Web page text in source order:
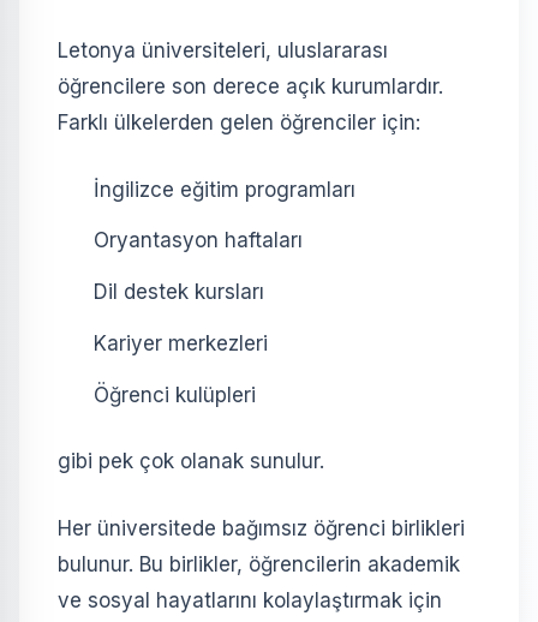
Letonya üniversiteleri, uluslararası
öğrencilere son derece açık kurumlardır.
Farklı ülkelerden gelen öğrenciler için:
İngilizce eğitim programları
Oryantasyon haftaları
Dil destek kursları
Kariyer merkezleri
Öğrenci kulüpleri
gibi pek çok olanak sunulur.
Her üniversitede bağımsız öğrenci birlikleri
bulunur. Bu birlikler, öğrencilerin akademik
ve sosyal hayatlarını kolaylaştırmak için